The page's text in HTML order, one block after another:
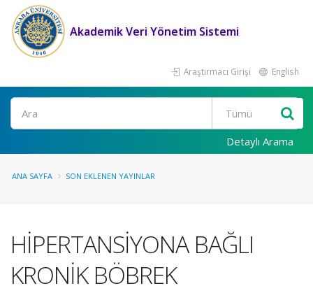
Akademik Veri Yönetim Sistemi
Araştırmacı Girişi English
Ara
Detaylı Arama
ANA SAYFA SON EKLENEN YAYINLAR
HİPERTANSİYONA BAĞLI
KRONİK BÖBREK